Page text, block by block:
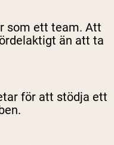
som ett team. Att
än att ta
för att stödja ett